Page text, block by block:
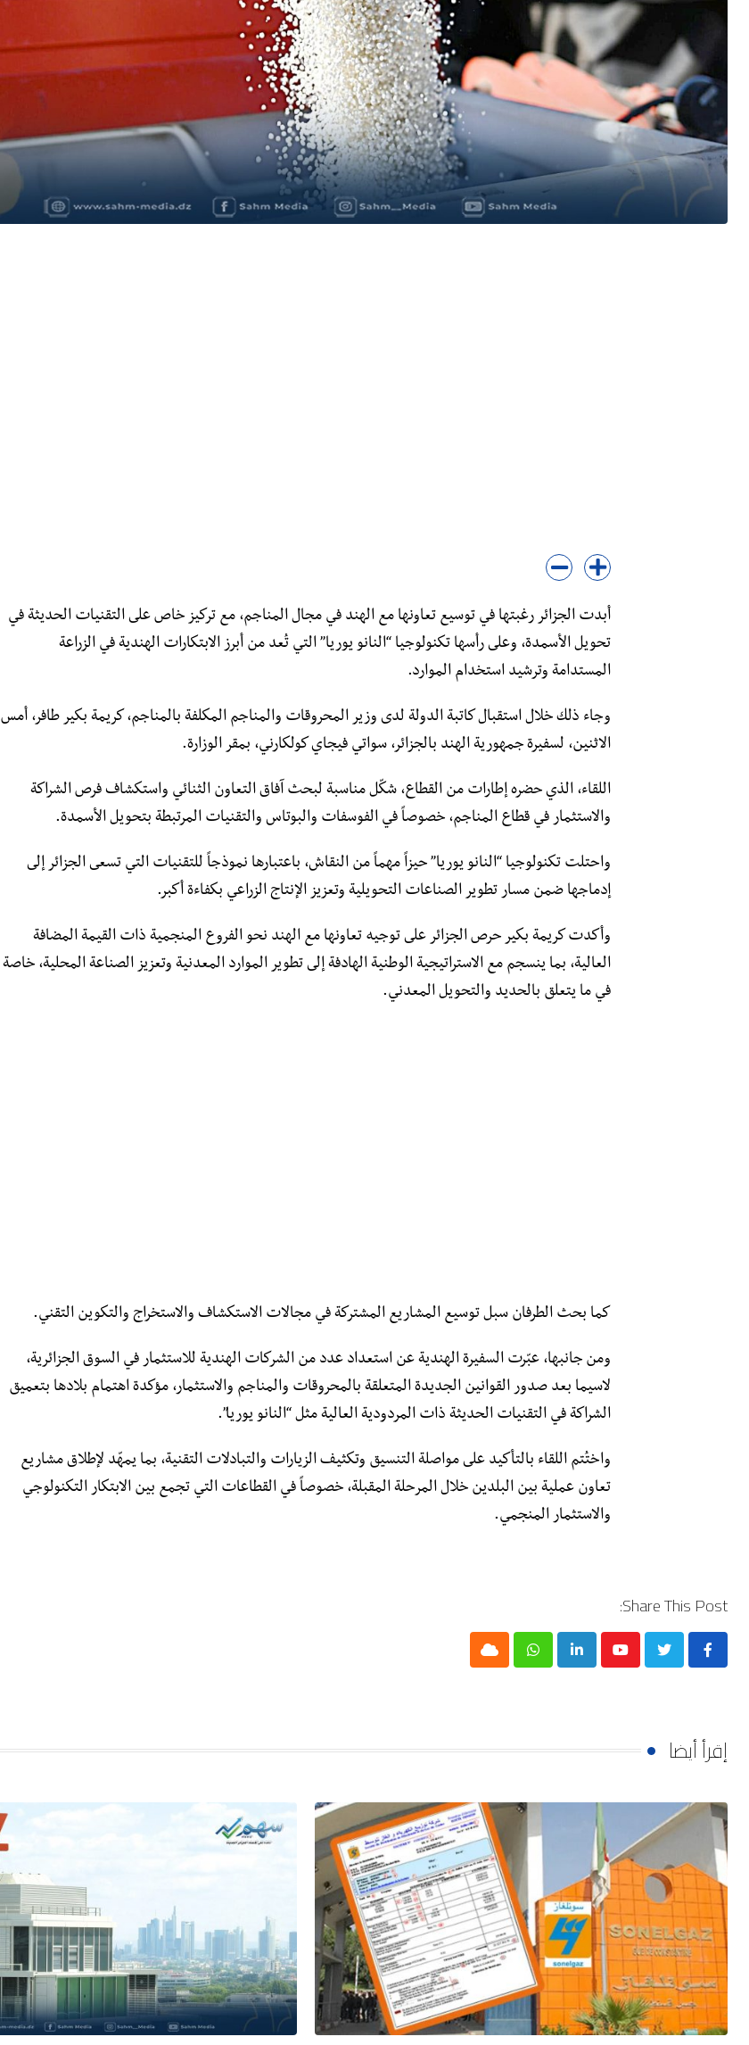
أبدت الجزائر رغبتها في توسيع تعاونها مع الهند في مجال المناجم، مع تركيز خاص على التقنيات الحديثة في
تحويل الأسمدة، وعلى رأسها تكنولوجيا “النانو يوريا” التي تُعد من أبرز الابتكارات الهندية في الزراعة
المستدامة وترشيد استخدام الموارد.
وجاء ذلك خلال استقبال كاتبة الدولة لدى وزير المحروقات والمناجم المكلفة بالمناجم، كريمة بكير طافر، أمس
الاثنين، لسفيرة جمهورية الهند بالجزائر، سواتي فيجاي كولكارني، بمقر الوزارة.
اللقاء، الذي حضره إطارات من القطاع، شكّل مناسبة لبحث آفاق التعاون الثنائي واستكشاف فرص الشراكة
والاستثمار في قطاع المناجم، خصوصاً في الفوسفات والبوتاس والتقنيات المرتبطة بتحويل الأسمدة.
واحتلت تكنولوجيا “النانو يوريا” حيزاً مهماً من النقاش، باعتبارها نموذجاً للتقنيات التي تسعى الجزائر إلى
إدماجها ضمن مسار تطوير الصناعات التحويلية وتعزيز الإنتاج الزراعي بكفاءة أكبر.
وأكدت كريمة بكير حرص الجزائر على توجيه تعاونها مع الهند نحو الفروع المنجمية ذات القيمة المضافة
العالية، بما ينسجم مع الاستراتيجية الوطنية الهادفة إلى تطوير الموارد المعدنية وتعزيز الصناعة المحلية، خاصة
في ما يتعلق بالحديد والتحويل المعدني.
كما بحث الطرفان سبل توسيع المشاريع المشتركة في مجالات الاستكشاف والاستخراج والتكوين التقني.
ومن جانبها، عبّرت السفيرة الهندية عن استعداد عدد من الشركات الهندية للاستثمار في السوق الجزائرية،
لاسيما بعد صدور القوانين الجديدة المتعلقة بالمحروقات والمناجم والاستثمار، مؤكدة اهتمام بلادها بتعميق
الشراكة في التقنيات الحديثة ذات المردودية العالية مثل “النانو يوريا”.
واختُتم اللقاء بالتأكيد على مواصلة التنسيق وتكثيف الزيارات والتبادلات التقنية، بما يمهّد لإطلاق مشاريع
تعاون عملية بين البلدين خلال المرحلة المقبلة، خصوصاً في القطاعات التي تجمع بين الابتكار التكنولوجي
والاستثمار المنجمي.
Share This Post:
Youtube
LinkedIn
Whatsapp
Cloud
إقرأ أيضا